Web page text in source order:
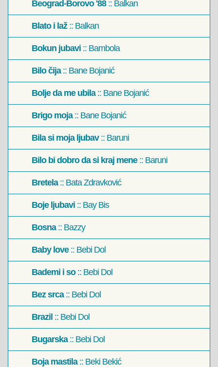
Beograd-Borovo '88:: Balkan
Blato i laž:: Balkan
Bokun jubavi :: Bambola
Bilo čija:: Bane Bojanić
Bolje da me ubila:: Bane Bojanić
Brigo moja:: Bane Bojanić
Bila si moja ljubav:: Baruni
Bilo bi dobro da si kraj mene:: Baruni
Bretela:: Bata Zdravković
Boje ljubavi :: Bay Bis
Bosna:: Bazzy
Baby love:: Bebi Dol
Bademi i so:: Bebi Dol
Bez srca:: Bebi Dol
Brazil :: Bebi Dol
Bugarska:: Bebi Dol
Boja mastila:: Beki Bekić